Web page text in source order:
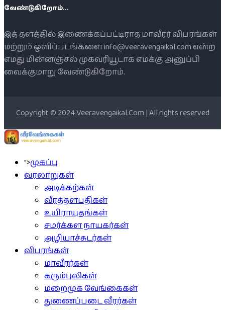
வேண்டுகிறோம்...
இத் தளத்தில் இணைக்கப்பட்டிராத மாவீரர் விபரங்கள்
மற்றும் ஒளிப்படங்களை info@veeravengaikal.com என்ற
எமது மின்னஞ்சல் முகவரியூடாக எமக்கு அனுப்பி
வைக்குமாறு வேண்டுகிறோம்.
Copyright © 2024 Veeravengaikal.Com | All rights reserved
">முகப்பு
வரலாறுகள்
அடிக்கற்கள்
வீரத்தளபதிகள்
உயிராயுதங்கள்
சமர்க்கள நாயகர்கள்
அழியாச்சுடர்கள்
விபரங்கள்
மாவீரர்கள்
கரும்புலிகள்
மறைமுக வேங்கைகள்
துணைப்படை வீரர்கள்